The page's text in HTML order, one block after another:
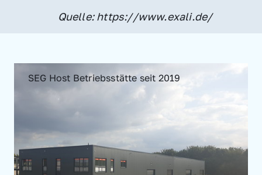
Quelle: https://www.exali.de/
SEG Host Betriebsstätte seit 2019